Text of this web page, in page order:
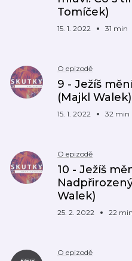
Tomíček)
15. 1. 2022 31 min
O epizodě
9 - Ježíš
(Majkl Walek)
15. 1. 2022 32 min
O epizodě
10 - Ježíš
Walek)
25. 2. 2022 22 min
O epizodě